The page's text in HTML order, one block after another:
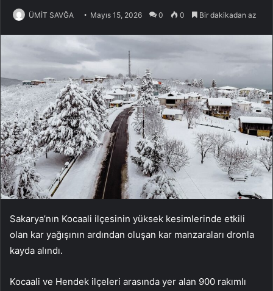
ÜMİT SAVĞA Mayıs 15, 2026 0 0 Bir dakikadan az
Sakarya’nın Kocaali ilçesinin yüksek kesimlerinde etkili
olan kar yağışının ardından oluşan kar manzaraları dronla
kayda alındı.
Kocaali ve Hendek ilçeleri arasında yer alan 900 rakımlı